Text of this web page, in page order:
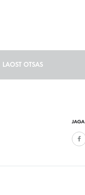
LAOST OTSAS
JAGA